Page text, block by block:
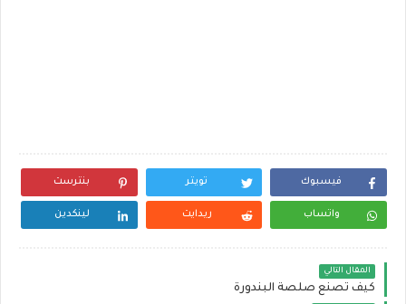
فيسبوك تويتر بنترست
واتساب ريدايت لينكدين
المقال التالي
كيف تصنع صلصة البندورة